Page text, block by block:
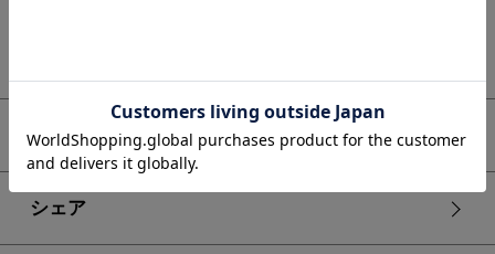
デニム特有のナチュラルな色落ちが、上品なカジュアル感を演
■スタイリング
シャツやジャケットと合わせたきれいめスタイルはもちろん、
カットソーやタンクトップと合わせてカジュアルダウンするの
もおすすめ。
ヒールやポインテッドシューズと合わせることで、より女性ら
アイテムサイズ
シェア